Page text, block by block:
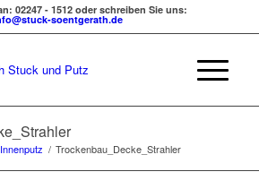
02247 - 1512 oder schreiben Sie uns:
soentgerath.de
Innenputz / Trockenbau_Decke_Strahler